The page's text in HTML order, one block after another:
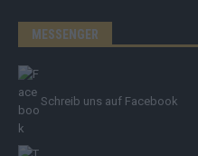
MESSENGER
Schreib uns auf Facebook